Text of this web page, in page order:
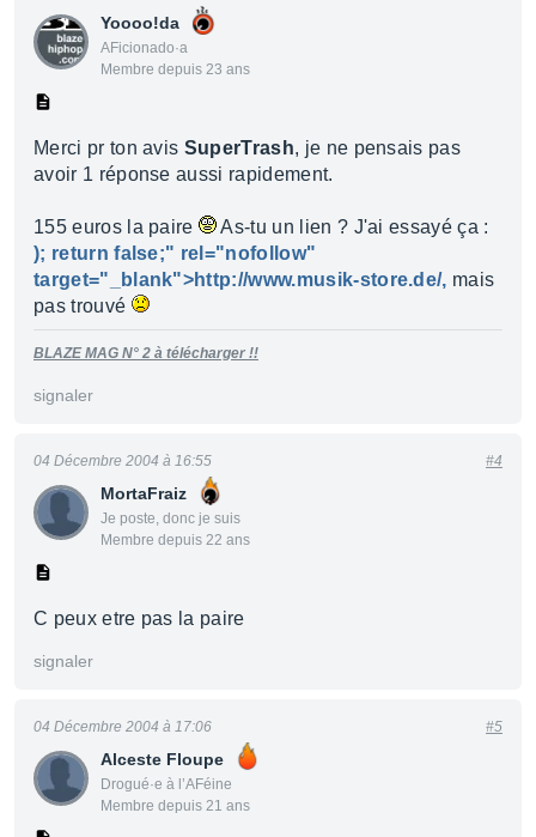
Yoooo!da
AFicionado·a
Membre depuis 23 ans
Merci pr ton avis SuperTrash, je ne pensais pas
avoir 1 réponse aussi rapidement.
155 euros la paire
As-tu un lien ? J'ai essayé ça :
); return false;" rel="nofollow"
target="_blank">http://www.musik-store.de/, mais
pas trouvé
BLAZE MAG N° 2 à télécharger !!
signaler
MortaFraiz
Je poste, donc je suis
Membre depuis 22 ans
04 Décembre 2004 à 16:55 #4
C peux etre pas la paire
signaler
Alceste Floupe
Drogué·e à l’AFéine
Membre depuis 21 ans
04 Décembre 2004 à 17:06 #5